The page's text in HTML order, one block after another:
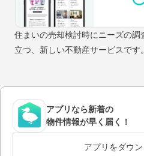
住まいの売却検討時にニーズの
立つ、新しい不動産サービスです。
アプリなら新着の
物件情報が早く届く！
アプリをダウ